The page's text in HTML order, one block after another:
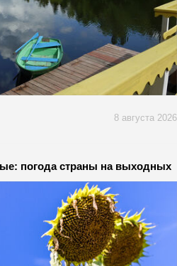
8 августа 2026
погода страны на выходных